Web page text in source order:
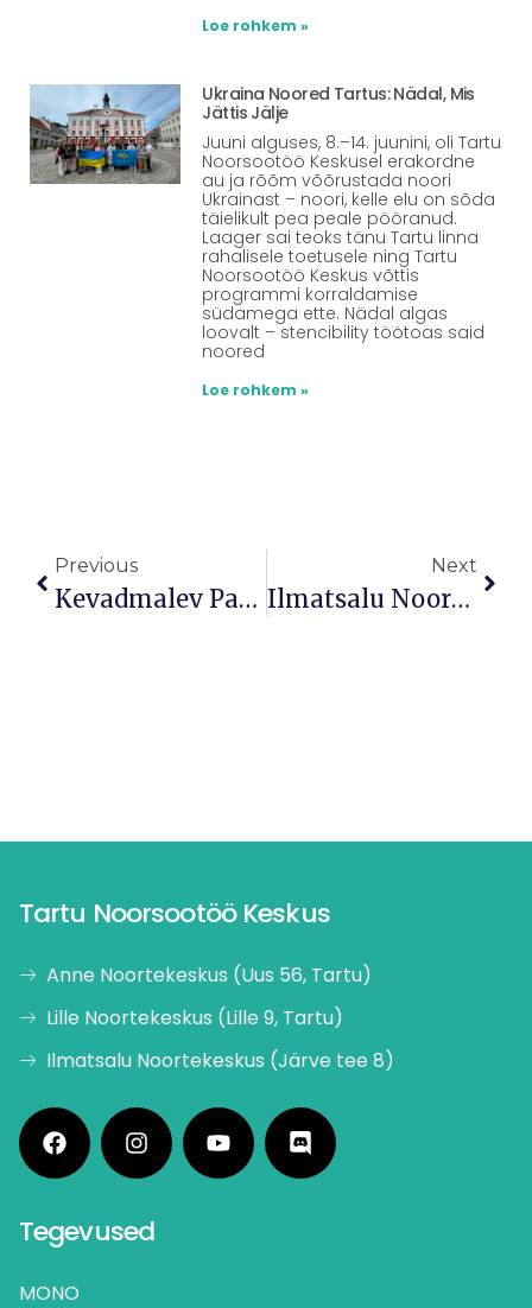
Loe rohkem »
Ukraina Noored Tartus: Nädal, Mis
Jättis Jälje
Juuni alguses, 8.–14. juunini, oli Tartu
Noorsootöö Keskusel erakordne
au ja rõõm võõrustada noori
Ukrainast – noori, kelle elu on sõda
täielikult pea peale pööranud.
Laager sai teoks tänu Tartu linna
rahalisele toetusele ning Tartu
Noorsootöö Keskus võttis
programmi korraldamise
südamega ette. Nädal algas
loovalt – stencibility töötoas said
noored
Loe rohkem »
Previous
Kevadmalev Pakkus Noortele Teadmisi Maleva Olemusest
Next
Ilmatsalu Noortekeskuses Toimus Prügi Sorteerimise Koolitus
Tartu Noorsootöö Keskus
Anne Noortekeskus (Uus 56, Tartu)
Lille Noortekeskus (Lille 9, Tartu)
Ilmatsalu Noortekeskus (Järve tee 8)
Tegevused
MONO